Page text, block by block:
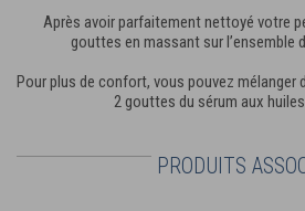
Après avoir parfaitement nettoyé votre
gouttes en massant sur l’ensemble
Pour plus de confort, vous pouvez mélanger
2 gouttes du sérum aux
PRODUITS